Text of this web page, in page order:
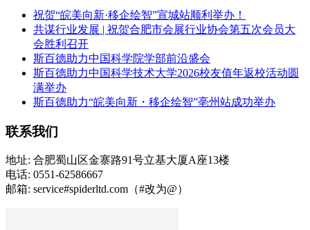
祝贺“皖美向新·移企绘智”宣城站顺利举办！
共谋行业发展 | 祝贺合肥市会展行业协会第五次会员大
会胜利召开
斯百德助力中国科学院学部前沿盛会
斯百德助力中国科学技术大学2026校友值年返校活动圆
满举办
斯百德助力“皖美向新・移企绘智”亳州站成功举办
联系我们
地址: 合肥蜀山区金寨路91号立基大厦A座13楼
电话: 0551-62586667
邮箱: service#spiderltd.com（#改为@）